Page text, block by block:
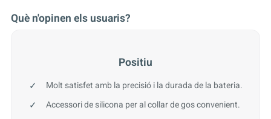
Què n'opinen els usuaris?
Positiu
Molt satisfet amb la precisió i la durada de la bateria.
Accessori de silicona per al collar de gos convenient.